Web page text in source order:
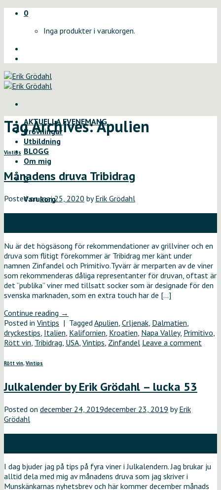
Skip
0
Inga produkter i varukorgen.
AKTUELLA EVENEMANG
Provningar
Utbildning
BLOGG
Om mig
0
Varukorg
Tag Archives:Apulien
Vintips
Månadens druva Tribidrag
Posted onmaj 25, 2020 byErik Grödahl
Nu är det högsäsong för rekommendationer av grillviner och en
druva som flitigt förekommer är Tribidrag mer känt under
namnen Zinfandel och Primitivo.Tyvärr är merparten av de viner
som rekommenderas dåliga representanter för druvan, oftast är
det ”publika” viner med tillsatt socker som är designade för den
svenska marknaden, som en extra touch har de […]
Continue reading →
Posted in Vintips | TaggedApulien, Crljenak, Dalmatien,
dryckestips, Italien, Kalifornien, Kroatien, Napa Valley, Primitivo,
Rött vin, Tribidrag, USA, Vintips, Zinfandel Leave a comment
Rött vin, Vintips
Julkalender by Erik Grödahl – lucka 53
Posted on december 24, 2019december 23, 2019 byErik
Grödahl
I dag bjuder jag på tips på fyra viner i Julkalendern. Jag brukar ju
alltid dela med mig av månadens druva som jag skriver i
Munskänkarnas nyhetsbrev och här kommer december månads